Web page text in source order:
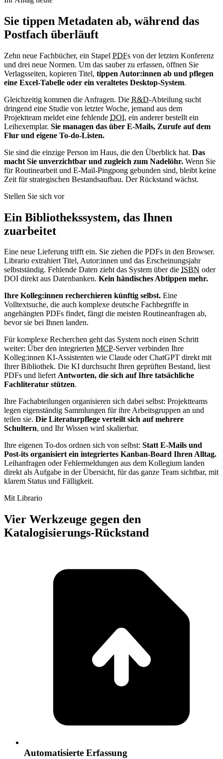
Sie tippen Metadaten ab, während das
Postfach überläuft
Zehn neue Fachbücher, ein Stapel PDFs von der letzten Konferenz
und drei neue Normen. Um das sauber zu erfassen, öffnen Sie
Verlagsseiten, kopieren Titel, tippen Autor:innen ab und pflegen
eine Excel-Tabelle oder ein veraltetes Desktop-System.
Gleichzeitig kommen die Anfragen. Die R&D-Abteilung sucht
dringend eine Studie von letzter Woche, jemand aus dem
Projektteam meldet eine fehlende DOI, ein anderer bestellt ein
Leihexemplar. Sie managen das über E-Mails, Zurufe auf dem
Flur und eigene To-do-Listen.
Sie sind die einzige Person im Haus, die den Überblick hat. Das
macht Sie unverzichtbar und zugleich zum Nadelöhr. Wenn Sie
für Routinearbeit und E-Mail-Pingpong gebunden sind, bleibt keine
Zeit für strategischen Bestandsaufbau. Der Rückstand wächst.
Stellen Sie sich vor
Ein Bibliothekssystem, das Ihnen
zuarbeitet
Eine neue Lieferung trifft ein. Sie ziehen die PDFs in den Browser.
Librario extrahiert Titel, Autor:innen und das Erscheinungsjahr
selbstständig. Fehlende Daten zieht das System über die ISBN oder
DOI direkt aus Datenbanken. Kein händisches Abtippen mehr.
Ihre Kolleg:innen recherchieren künftig selbst. Eine
Volltextsuche, die auch komplexe deutsche Fachbegriffe in
angehängten PDFs findet, fängt die meisten Routineanfragen ab,
bevor sie bei Ihnen landen.
Für komplexe Recherchen geht das System noch einen Schritt
weiter: Über den integrierten MCP-Server verbinden Ihre
Kolleg:innen KI-Assistenten wie Claude oder ChatGPT direkt mit
Ihrer Bibliothek. Die KI durchsucht Ihren geprüften Bestand, liest
PDFs und liefertAntworten, die sich auf Ihre tatsächliche
Fachliteratur stützen.
Ihre Fachabteilungen organisieren sich dabei selbst: Projektteams
legen eigenständig Sammlungen für ihre Arbeitsgruppen an und
teilen sie. Die Literaturpflege verteilt sich auf mehrere
Schultern, und Ihr Wissen wird skalierbar.
Ihre eigenen To-dos ordnen sich von selbst: Statt E-Mails und
Post-its organisiert ein integriertes Kanban-Board Ihren Alltag.
Leihanfragen oder Fehlermeldungen aus dem Kollegium landen
direkt als Aufgabe in der Übersicht, für das ganze Team sichtbar, mit
klarem Status und Fälligkeit.
Mit Librario
Vier Werkzeuge gegen den
Katalogisierungs-Rückstand
Automatisierte Erfassung